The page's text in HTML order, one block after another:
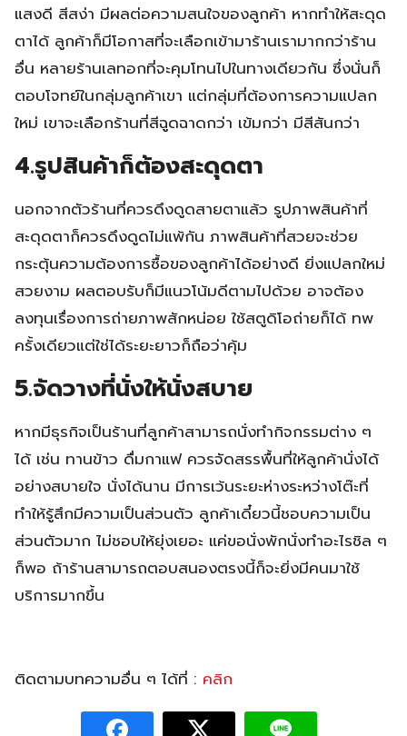
แสงดี สีสง่า มีผลต่อความสนใจของลูกค้า หากทำให้สะดุด
ตาได้ ลูกค้าก็มีโอกาสที่จะเลือกเข้ามาร้านเรามากกว่าร้าน
อื่น หลายร้านเลทอกที่จะคุมโทนไปในทางเดียวกัน ซึ่งนั่นก็
ตอบโจทย์ในกลุ่มลูกค้าเขา แต่กลุ่มที่ต้องการความแปลก
ใหม่ เขาจะเลือกร้านที่สีฉูดฉาดกว่า เข้มกว่า มีสีสันกว่า
4.รูปสินค้าก็ต้องสะดุดตา
นอกจากตัวร้านที่ควรดึงดูดสายตาแล้ว รูปภาพสินค้าที่
สะดุดตาก็ควรดึงดูดไม่แพ้กัน ภาพสินค้าที่สวยจะช่วย
กระตุ้นความต้องการซื้อของลูกค้าได้อย่างดี ยิ่งแปลกใหม่
สวยงาม ผลตอบรับก็มีแนวโน้มดีตามไปด้วย อาจต้อง
ลงทุนเรื่องการถ่ายภาพสักหน่อย ใช้สตูดิโอถ่ายก็ได้ ทพ
ครั้งเดียวแต่ใช่ได้ระยะยาวก็ถือว่าคุ้ม
5.จัดวางที่นั่งให้นั่งสบาย
หากมีธุรกิจเป็นร้านที่ลูกค้าสามารถนั่งทำกิจกรรมต่าง ๆ
ได้ เช่น ทานข้าว ดื่มกาแฟ ควรจัดสรรพื้นที่ให้ลูกค้านั่งได้
อย่างสบายใจ นั่งได้นาน มีการเว้นระยะห่างระหว่างโต๊ะที่
ทำให้รู้สึกมีความเป็นส่วนตัว ลูกค้าเดี๋ยวนี้ชอบความเป็น
ส่วนตัวมาก ไม่ชอบให้ยุ่งเยอะ แค่ขอนั่งพักนั่งทำอะไรชิล ๆ
ก็พอ ถ้าร้านสามารถตอบสนองตรงนี้ก็จะยิ่งมีคนมาใช้
บริการมากขึ้น
ติดตามบทความอื่น ๆ ได้ที่ : คลิก